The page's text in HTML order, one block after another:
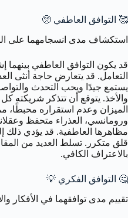
🥰 التوافق العاطفي 🥺
استكشاف مدى انسجامهما على
قد يكون التوافق العاطفي بينهما
التعامل. قد يتعارض حاجة أنثى
يستمع جيدًا ويحب التحدث
والأخذ. يتوقع أن تتذكر شريكته
الميزان وعدم استقراره محبطًا،
ورومانسي، العذراء متحفظ
مظاهرها العاطفية. قد يؤدي ذلك
قلق متكرر. تسلط العديد من
بالاعتراف الكافي.
🤔 التوافق الفكري 💡
تقييم مدى توافقهما في الأفكار